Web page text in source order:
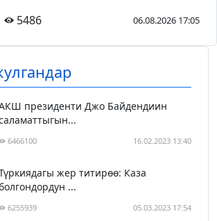
5486 06.08.2026 17:05
президенти Джо Байдендиин
6466100 16.02.2023 13:40
жер титирөө: Каза
...
6255939 05.03.2023 17:54